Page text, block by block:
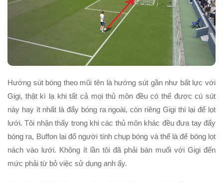
Hướng sút bóng theo mũi tên là hướng sút gần như bất lực với
Gigi, thật kì lạ khi tất cả mọi thủ môn đều có thể được cú sút
này hay ít nhất là đẩy bóng ra ngoài, còn riêng Gigi thì lại để lọt
lưới. Tôi nhận thấy trong khi các thủ môn khác đều đưa tay đẩy
bóng ra, Buffon lại đổ người tính chụp bóng và thế là để bóng lọt
nách vào lưới. Không ít lần tôi đã phải bán muối với Gigi đến
mức phải từ bỏ việc sử dụng anh ấy.